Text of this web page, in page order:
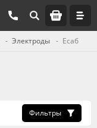
Электроды Есаб
Фильтры